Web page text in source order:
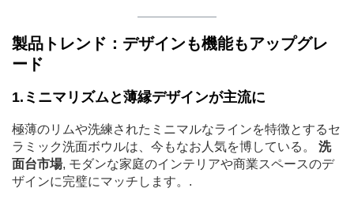
製品トレンド：デザインも機能もアップグレ
ード
1.ミニマリズムと薄縁デザインが主流に
極薄のリムや洗練されたミニマルなラインを特徴とするセ
ラミック洗面ボウルは、今もなお人気を博している。 洗
面台市場, モダンな家庭のインテリアや商業スペースのデ
ザインに完璧にマッチします。.